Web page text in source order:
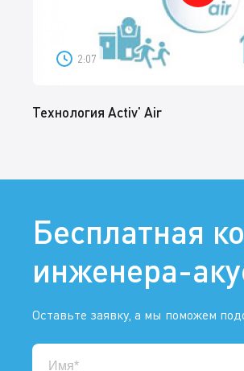
2:07
Технология Activ' Air
Бесплатная
инженера-
Оставьте заявку, а мы поможем